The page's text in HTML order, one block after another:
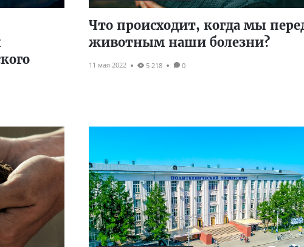
Что происходит, когда мы
животным наши болезни?
11 мая 2022 5 218 0